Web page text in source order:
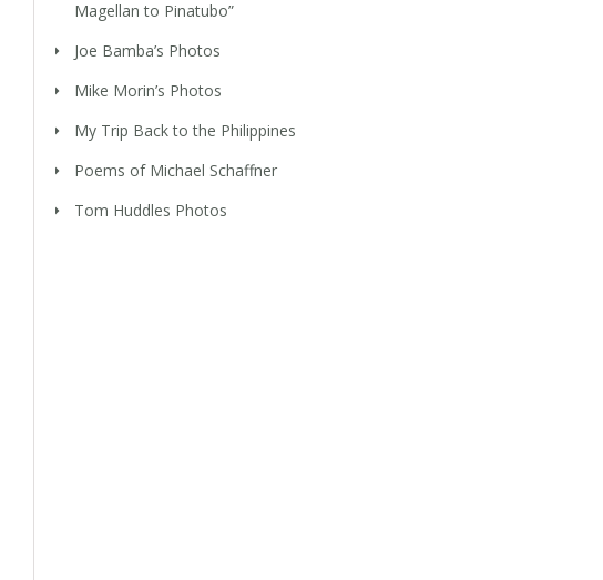
Magellan to Pinatubo”
Joe Bamba’s Photos
Mike Morin’s Photos
My Trip Back to the Philippines
Poems of Michael Schaffner
Tom Huddles Photos